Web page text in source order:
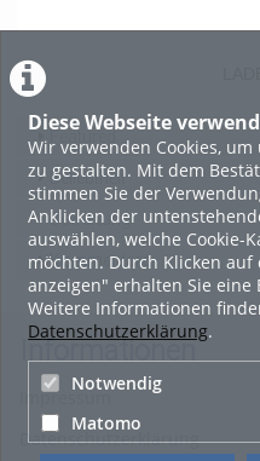
Diese Webseite
Wir verwenden Cookies,
zu gestalten. Mit dem
stimmen Sie der
Anklicken der
auswählen, welche Cookie-
möchten. Durch Klicken
anzeigen" erhalten Sie eine
Weitere Informationen
Datenschutzerklärung.
Notwendig
Matomo
Beliebtheit
Bewertung
Kommentare
Informationen
Impressum
Datenschutzerklärung